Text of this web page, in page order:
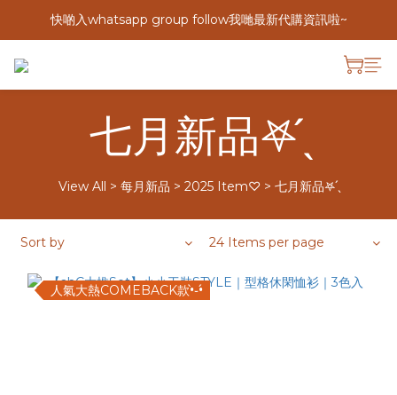
快啲入whatsapp group follow我哋最新代購資訊啦~
七月新品𖤐 ̖́
View All > 每月新品 > 2025 Item♡> 七月新品𖤐 ̖́
Sort by 24 Items per page
人氣大熱COMEBACK款•̀֊•́